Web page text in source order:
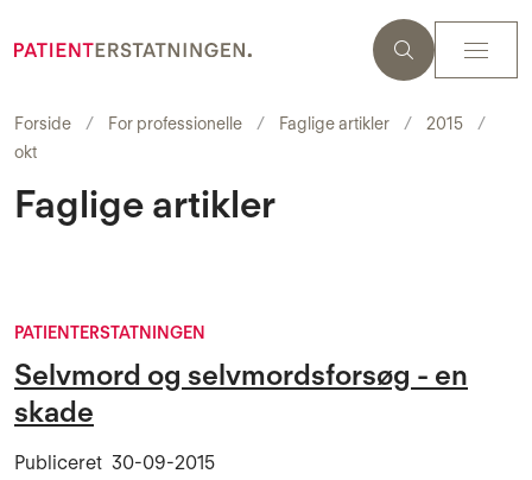
Forside For professionelle Faglige artikler
2015
okt
Faglige artikler
PATIENTERSTATNINGEN
Selvmord og selvmordsforsøg - en
skade
Publiceret 30-09-2015